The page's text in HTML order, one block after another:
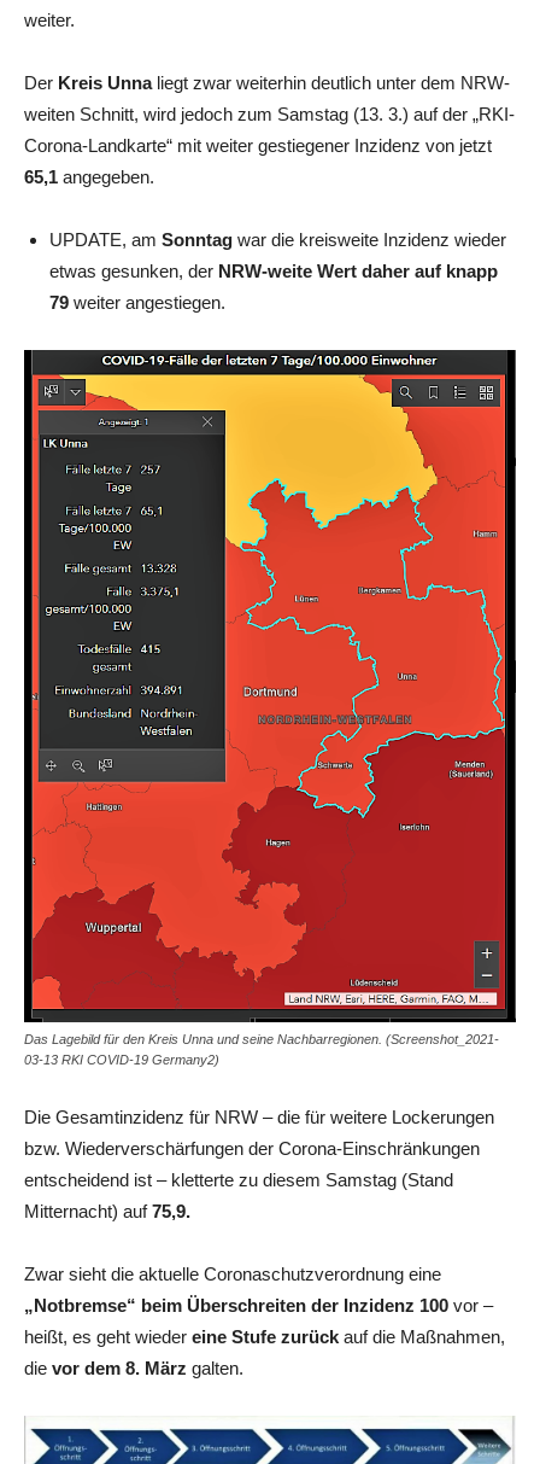
weiter.
Der Kreis Unna liegt zwar weiterhin deutlich unter dem NRW-
weiten Schnitt, wird jedoch zum Samstag (13. 3.) auf der „RKI-
Corona-Landkarte“ mit weiter gestiegener Inzidenz von jetzt
65,1 angegeben.
UPDATE, am Sonntag war die kreisweite Inzidenz wieder
etwas gesunken, der NRW-weite Wert daher auf knapp
79 weiter angestiegen.
Das Lagebild für den Kreis Unna und seine Nachbarregionen. (Screenshot_2021-
03-13 RKI COVID-19 Germany2)
Die Gesamtinzidenz für NRW – die für weitere Lockerungen
bzw. Wiederverschärfungen der Corona-Einschränkungen
entscheidend ist – kletterte zu diesem Samstag (Stand
Mitternacht) auf75,9.
Zwar sieht die aktuelle Coronaschutzverordnung eine
„Notbremse“ beim Überschreiten der Inzidenz 100 vor –
heißt, es geht wieder eine Stufe zurück auf die Maßnahmen,
die vor dem 8. März galten.